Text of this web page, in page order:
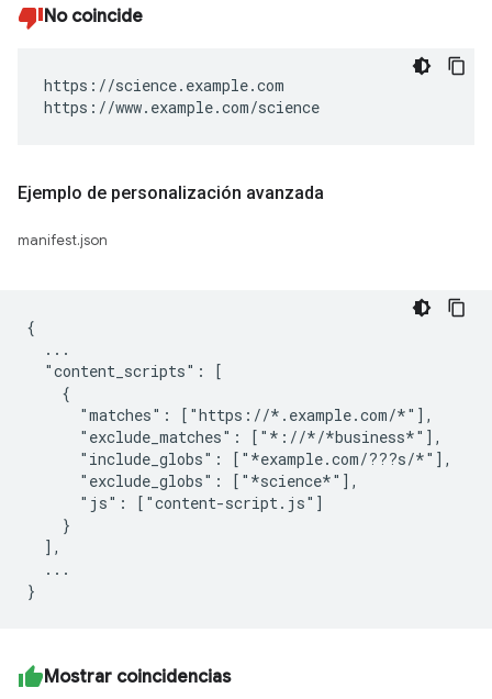
No coincide
https://science.example.com
https://www.example.com/science
Ejemplo de personalización avanzada
manifest.json
{
  ...
  "content_scripts": [
    {
      "matches": ["https://*.example.com/*"],
      "exclude_matches": ["*://*/*business*"],
      "include_globs": ["*example.com/???s/*"],
      "exclude_globs": ["*science*"],
      "js": ["content-script.js"]
    }
  ],
  ...
Mostrar coincidencias